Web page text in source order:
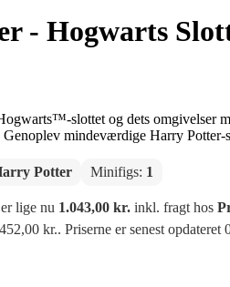
- Hogwarts
slottet og dets
mindeværdige Harry Potter-
Potter Minifigs: 1
lige nu 1.043,00 kr.inkl. fragt hos
kr.. Priserne er senest opdateret